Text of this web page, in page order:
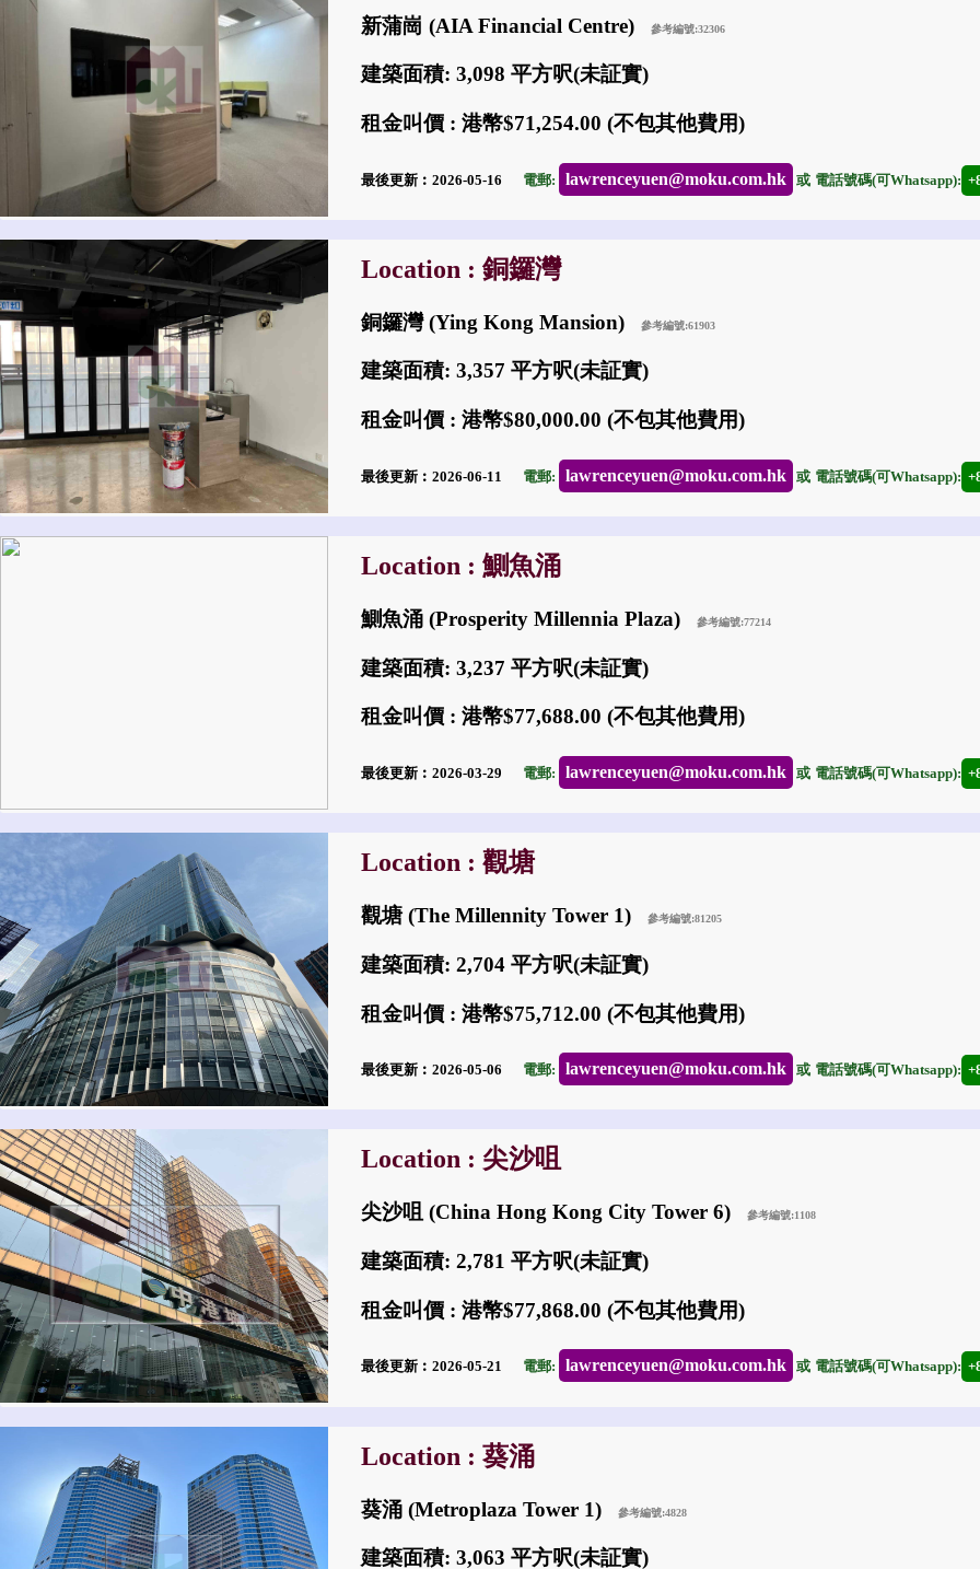
新蒲崗 (AIA Financial Centre) 參考編號:32306
建築面積: 3,098 平方呎(未証實)
租金叫價 : 港幣$71,254.00 (不包其他費用)
最後更新︰2026-05-16 電郵: lawrenceyuen@moku.com.hk 或 電話號碼(可Whatsapp):
Location : 銅鑼灣
銅鑼灣 (Ying Kong Mansion) 參考編號:61903
建築面積: 3,357 平方呎(未証實)
租金叫價 : 港幣$80,000.00 (不包其他費用)
最後更新︰2026-06-11 電郵: lawrenceyuen@moku.com.hk 或 電話號碼(可Whatsapp):
Location : 鰂魚涌
鰂魚涌 (Prosperity Millennia Plaza) 參考編號:77214
建築面積: 3,237 平方呎(未証實)
租金叫價 : 港幣$77,688.00 (不包其他費用)
最後更新︰2026-03-29 電郵: lawrenceyuen@moku.com.hk 或 電話號碼(可Whatsapp):
Location : 觀塘
觀塘 (The Millennity Tower 1) 參考編號:81205
建築面積: 2,704 平方呎(未証實)
租金叫價 : 港幣$75,712.00 (不包其他費用)
最後更新︰2026-05-06 電郵: lawrenceyuen@moku.com.hk 或 電話號碼(可Whatsapp):
Location : 尖沙咀
尖沙咀 (China Hong Kong City Tower 6) 參考編號:1108
建築面積: 2,781 平方呎(未証實)
租金叫價 : 港幣$77,868.00 (不包其他費用)
最後更新︰2026-05-21 電郵: lawrenceyuen@moku.com.hk 或 電話號碼(可Whatsapp):
Location : 葵涌
葵涌 (Metroplaza Tower 1) 參考編號:4828
建築面積: 3,063 平方呎(未証實)